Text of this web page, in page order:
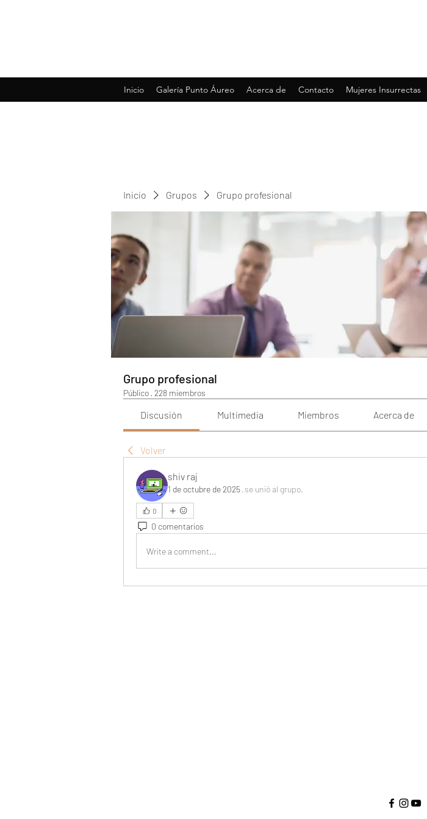
Inicio Galería Punto Áureo Acerca de Contacto Mujeres Insurrectas
Inicio Grupos Grupo profesional
Grupo profesional
Público · 228 miembros
Discusión Multimedia Miembros Acerca de
Volver
shiv raj
1 de octubre de 2025· se unió al grupo.
0
0 comentarios
Write a comment...